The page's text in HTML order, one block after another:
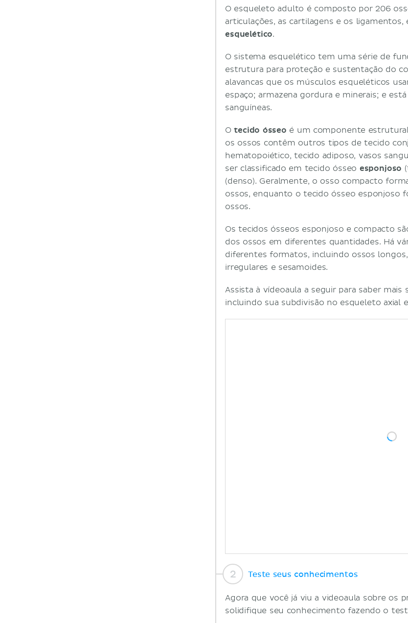
O esqueleto adulto é composto por 206
articulações, as cartilagens e os
esquelético.
O sistema esquelético tem uma série de
estrutura para proteção e sustentação do
alavancas que os músculos esqueléticos
espaço; armazena gordura e minerais; e
sanguíneas.
Otecido ósseo é um componente
os ossos contêm outros tipos de tecido
hematopoiético, tecido adiposo, vasos
ser classificado em tecido ósseo esponjoso
(denso). Geralmente, o osso compacto
ossos, enquanto o tecido ósseo esponjoso
ossos.
Os tecidos ósseos esponjoso e compacto
dos ossos em diferentes quantidades. Há
diferentes formatos, incluindo ossos
irregulares e sesamoides.
Assista à vídeoaula a seguir para saber
incluindo sua subdivisão no esqueleto axial
Teste seus conhecimentos
Agora que você já viu a videoaula sobre os
solidifique seu conhecimento fazendo o